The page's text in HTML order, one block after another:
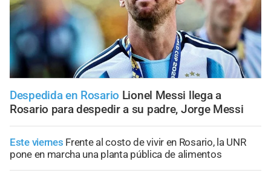
Despedida en Rosario Lionel Messi llega a
Rosario para despedir a su padre, Jorge Messi
Este viernes Frente al costo de vivir en Rosario, la UNR
pone en marcha una planta pública de alimentos